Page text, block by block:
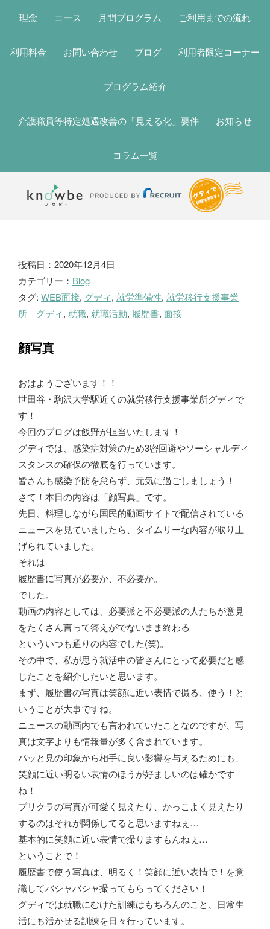
理念 コース 月間プログラム ご利用までの流れ
利用料金 お問い合わせ ブログ 利用者限定コーナー
プログラム紹介
介護職員等特定処遇改善の「見える化」要件 お知らせ
コラム一覧
ブ
ロ
グ
投稿日：2020年12月4日
カテゴリー： Blog
タグ: WEB面接, グディ, 就労準備性, 就労移行支援事業
所 グディ, 就職, 就職活動, 履歴書, 面接
顔写真
おはようございます！！
世田谷・駒沢大学駅近くの就労移行支援事業所グディで
す！
今回のブログは飯野が担当いたします！
グディでは、感染症対策のため3密回避やソーシャルディ
スタンスの確保の徹底を行っています。
皆さんも感染予防を怠らず、元気に過ごしましょう！
さて！本日の内容は「顔写真」です。
先日、料理しながら国民的動画サイトで配信されている
ニュースを見ていましたら、タイムリーな内容が取り上
げられていました。
それは
履歴書に写真が必要か、不必要か。
でした。
動画の内容としては、必要派と不必要派の人たちが意見
をたくさん言って答えがでないまま終わる
といういつも通りの内容でした(笑)。
その中で、私が思う就活中の皆さんにとって必要だと感
じたことを紹介したいと思います。
まず、履歴書の写真は笑顔に近い表情で撮る、使う！と
いうことが大事ですね。
ニュースの動画内でも言われていたことなのですが、写
真は文字よりも情報量が多く含まれています。
パッと見の印象から相手に良い影響を与えるためにも、
笑顔に近い明るい表情のほうが好ましいのは確かです
ね！
プリクラの写真が可愛く見えたり、かっこよく見えたり
するのはそれが関係してると思いますねぇ…
基本的に笑顔に近い表情で撮りますもんねぇ…
ということで！
履歴書で使う写真は、明るく！笑顔に近い表情で！を意
識してバシャバシャ撮ってもらってください！
グディでは就職にむけた訓練はもちろんのこと、日常生
活にも活かせる訓練を日々行っています。